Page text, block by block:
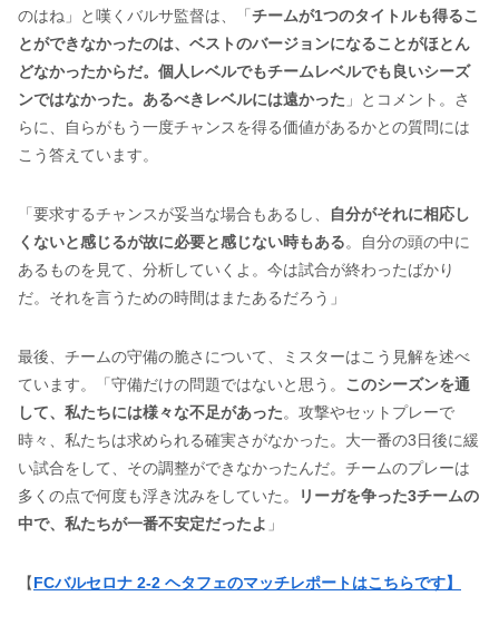
のはね」と嘆くバルサ監督は、「 チームが1つのタイトルも得るこ
とができなかったのは、ベストのバージョンになることがほとん
どなかったからだ。個人レベルでもチームレベルでも良いシーズ
ンではなかった。あるべきレベルには遠かった 」とコメント。さ
らに、自らがもう一度チャンスを得る価値があるかとの質問には
こう答えています。
「要求するチャンスが妥当な場合もあるし、
自分がそれに相応し
くないと感じるが故に必要と感じない時もある。自分の頭の中に
あるものを見て、分析していくよ。今は試合が終わったばかり
だ。それを言うための時間はまたあるだろう」
最後、チームの守備の脆さについて、ミスターはこう見解を述べ
ています。「守備だけの問題ではないと思う。 このシーズンを通
して、私たちには様々な不足があった。攻撃やセットプレーで
時々、私たちは求められる確実さがなかった。大一番の3日後に緩
い試合をして、その調整ができなかったんだ。チームのプレーは
多くの点で何度も浮き沈みをしていた。
リーガを争った3チームの
中で、私たちが一番不安定だったよ 」
【FCバルセロナ 2-2 ヘタフェのマッチレポートはこちらです】